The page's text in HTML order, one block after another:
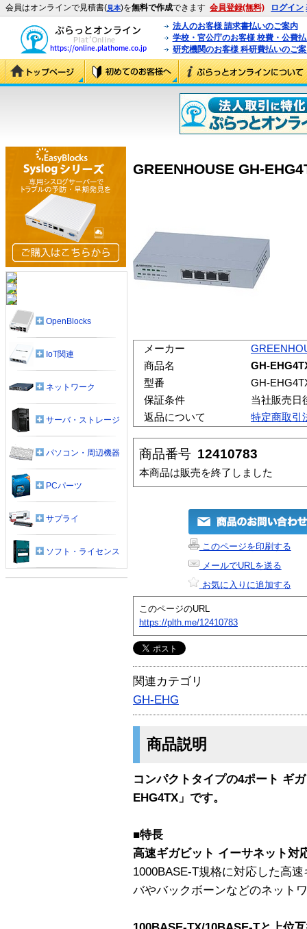
会員はオンラインで見積書(見本)を無料で作成できます 会員登録(無料) ログイン
法人のお客様 請求書払いのご案内
学校・官公庁のお客様 校費・公費
研究機関のお客様 科研費払いのご
GREENHOUSE GH-
メーカー
商品名
GH-
型番
GH-
保証条件
当社販売日
返品について
特定商取引
商品番号 12410783
本商品は販売を終了しました
このページを印刷する
メールでURLを送る
お気に入りに追加する
このページのURL
https://plth.me/12410783
関連カテゴリ
GH-EHG
商品説明
コンパクトタイプの4ポート ギ
EHG4TX」です。
■特長
高速ギガビット イーサネット対
1000BASE-T規格に対応した高
バやバックボーンなどのネット
OpenBlocks
IoT関連
ネットワーク
サーバ・ストレージ
パソコン・周辺機器
PCパーツ
サプライ
ソフト・ライセンス